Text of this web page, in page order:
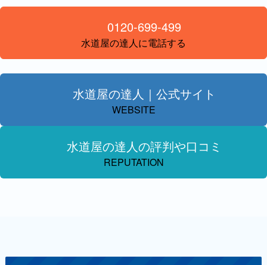
0120-699-499
水道屋の達人に電話する
水道屋の達人｜公式サイト
WEBSITE
水道屋の達人の評判や口コミ
REPUTATION